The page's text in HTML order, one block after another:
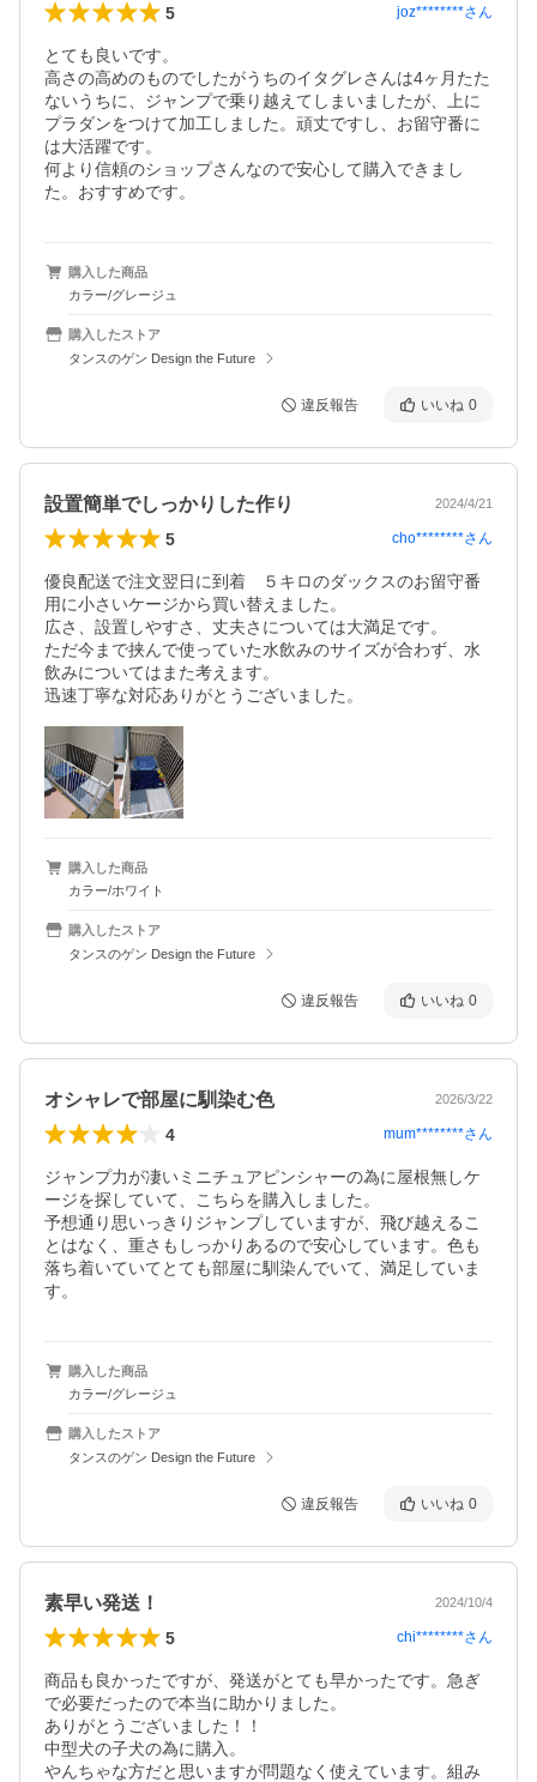
5 joz********さん
とても良いです。
高さの高めのものでしたがうちのイタグレさんは4ヶ月たた
ないうちに、ジャンプで乗り越えてしまいましたが、上に
プラダンをつけて加工しました。頑丈ですし、お留守番に
は大活躍です。
何より信頼のショップさんなので安心して購入できまし
た。おすすめです。
購入した商品
カラー/グレージュ
購入したストア
タンスのゲン Design the Future
違反報告 いいね 0
設置簡単でしっかりした作り 2024/4/21
5 cho********さん
優良配送で注文翌日に到着　５キロのダックスのお留守番
用に小さいケージから買い替えました。
広さ、設置しやすさ、丈夫さについては大満足です。
ただ今まで挟んで使っていた水飲みのサイズが合わず、水
飲みについてはまた考えます。
迅速丁寧な対応ありがとうございました。
購入した商品
カラー/ホワイト
購入したストア
タンスのゲン Design the Future
違反報告 いいね 0
オシャレで部屋に馴染む色 2026/3/22
4 mum********さん
ジャンプ力が凄いミニチュアピンシャーの為に屋根無しケ
ージを探していて、こちらを購入しました。
予想通り思いっきりジャンプしていますが、飛び越えるこ
とはなく、重さもしっかりあるので安心しています。色も
落ち着いていてとても部屋に馴染んでいて、満足していま
す。
購入した商品
カラー/グレージュ
購入したストア
タンスのゲン Design the Future
違反報告 いいね 0
素早い発送！ 2024/10/4
5 chi********さん
商品も良かったですが、発送がとても早かったです。急ぎ
で必要だったので本当に助かりました。
ありがとうございました！！
中型犬の子犬の為に購入。
やんちゃな方だと思いますが問題なく使えています。組み